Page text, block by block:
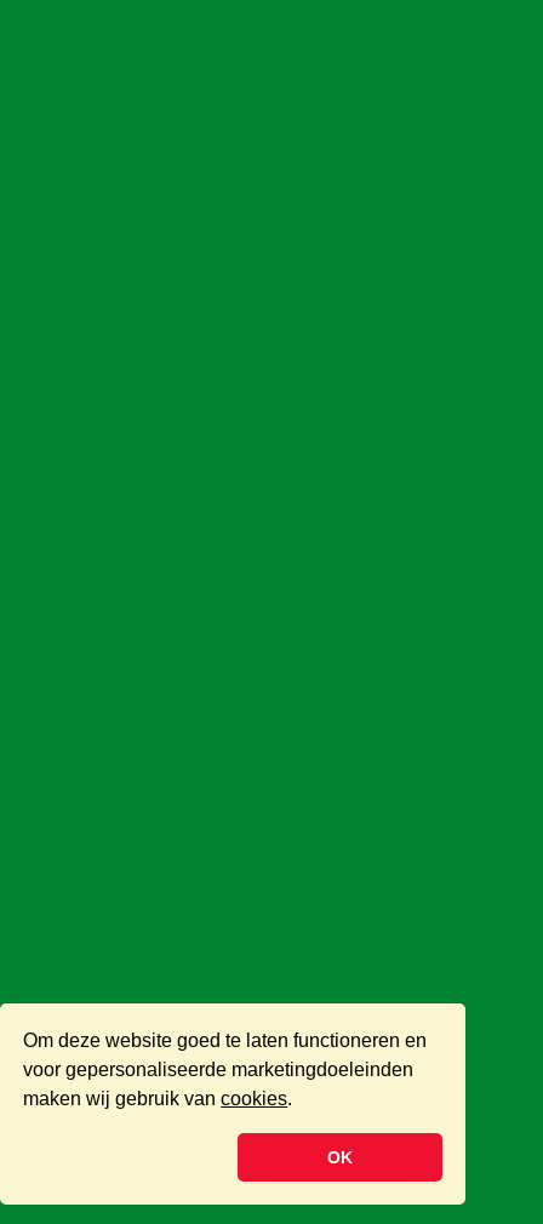
Om deze website goed te laten functioneren en
voor gepersonaliseerde marketingdoeleinden
maken wij gebruik vancookies.
OK